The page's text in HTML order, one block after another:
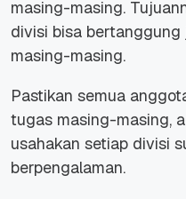
masing-masing.
divisi bisa
masing-masing.
Pastikan semua
tugas masing-masing,
usahakan setiap divisi
berpengalaman.